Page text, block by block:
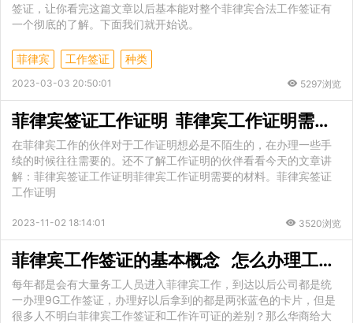
签证，让你看完这篇文章以后基本能对整个菲律宾合法工作签证有
一个彻底的了解。下面我们就开始说。
菲律宾 工作签证 种类
2023-03-03 20:50:01 5297浏览
菲律宾签证工作证明 菲律宾工作证明需要的材料
在菲律宾工作的伙伴对于工作证明想必是不陌生的，在办理一些手
续的时候往往需要的。还不了解工作证明的伙伴看看今天的文章讲
解：菲律宾签证工作证明菲律宾工作证明需要的材料。菲律宾签证
工作证明
2023-11-02 18:14:01 3520浏览
菲律宾工作签证的基本概念 怎么办理工作签证
每年都是会有大量务工人员进入菲律宾工作，到达以后公司都是统
一办理9G工作签证，办理好以后拿到的都是两张蓝色的卡片，但是
很多人不明白菲律宾工作签证和工作许可证的差别？那么华商给大